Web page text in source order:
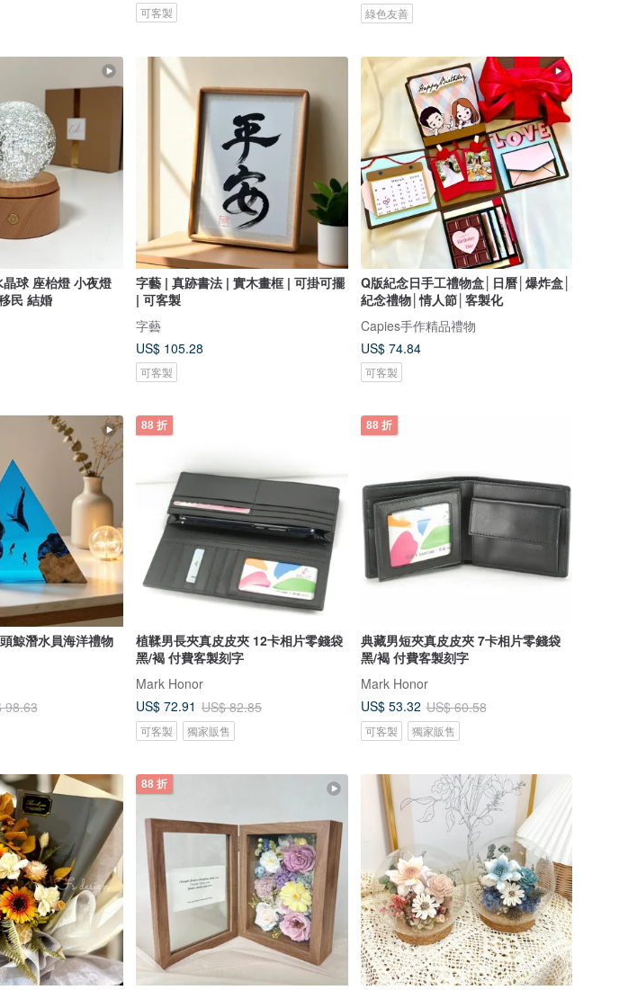
可客製 綠色友善
晶球 座枱燈 小夜燈
民 結婚
字藝 | 真跡書法 | 實木畫框 | 可掛可擺
| 可客製
字藝
US$ 105.28
可客製
Q版紀念日手工禮物盒│日曆│爆炸盒│
紀念禮物│情人節│客製化
Capies手作精品禮物
US$ 74.84
可客製
鯨潛水員海洋禮物
98.63
88 折
植鞣男長夾真皮皮夾 12卡相片零錢袋
黑/褐 付費客製刻字
Mark Honor
US$ 72.91 US$ 82.85
可客製 獨家販售
88 折
典藏男短夾真皮皮夾 7卡相片零錢袋
黑/褐 付費客製刻字
Mark Honor
US$ 53.32 US$ 60.58
可客製 獨家販售
88 折